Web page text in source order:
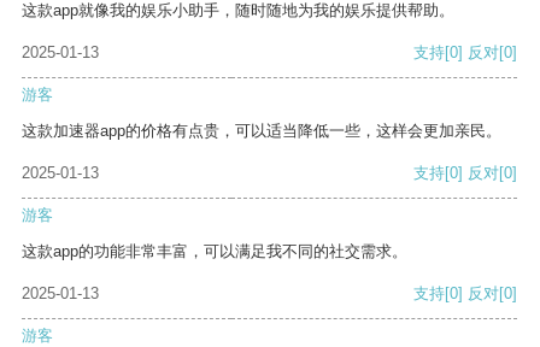
这款app就像我的娱乐小助手，随时随地为我的娱乐提供帮助。
2025-01-13 支持[0] 反对[0]
游客
这款加速器app的价格有点贵，可以适当降低一些，这样会更加亲民。
2025-01-13 支持[0] 反对[0]
游客
这款app的功能非常丰富，可以满足我不同的社交需求。
2025-01-13 支持[0] 反对[0]
游客